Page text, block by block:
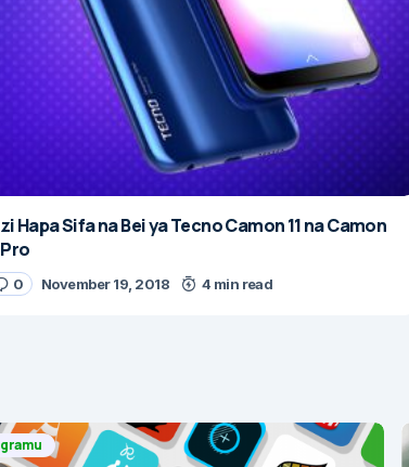
Hapa Sifa na Bei ya Tecno Camon 11 na Camon
Pro
0 November 19, 2018 4 min read